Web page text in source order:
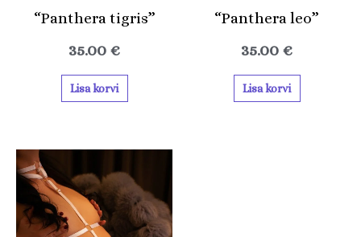
“Panthera tigris”
35.00 €
Lisa korvi
“Panthera leo”
35.00 €
Lisa korvi